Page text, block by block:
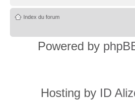
Index du forum
Powered by
Hosting by ID